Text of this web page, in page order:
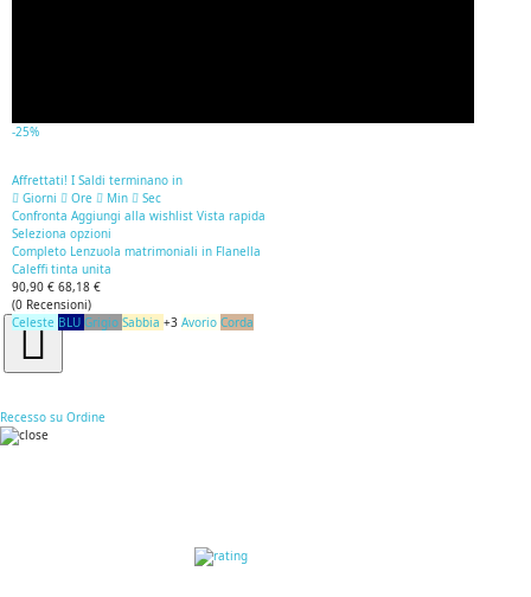
-25%
Affrettati! I Saldi terminano in
Giorni
Ore Min
Sec
Confronta Aggiungi alla wishlist Vista rapida
Seleziona opzioni
Completo Lenzuola matrimoniali in Flanella
Caleffi tinta unita
90,90 € 68,18 €
(0 Recensioni)
Celeste BLU Grigio Sabbia +3 Avorio Corda
Recesso su Ordine
RECENSIONI DEI